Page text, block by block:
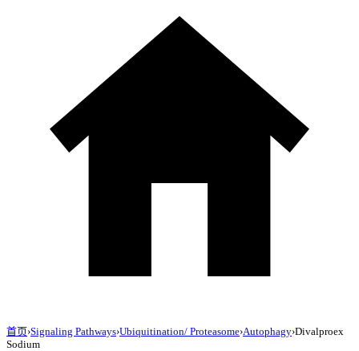
首页›Signaling Pathways›Ubiquitination/ Proteasome›Autophagy›Divalproex
Sodium